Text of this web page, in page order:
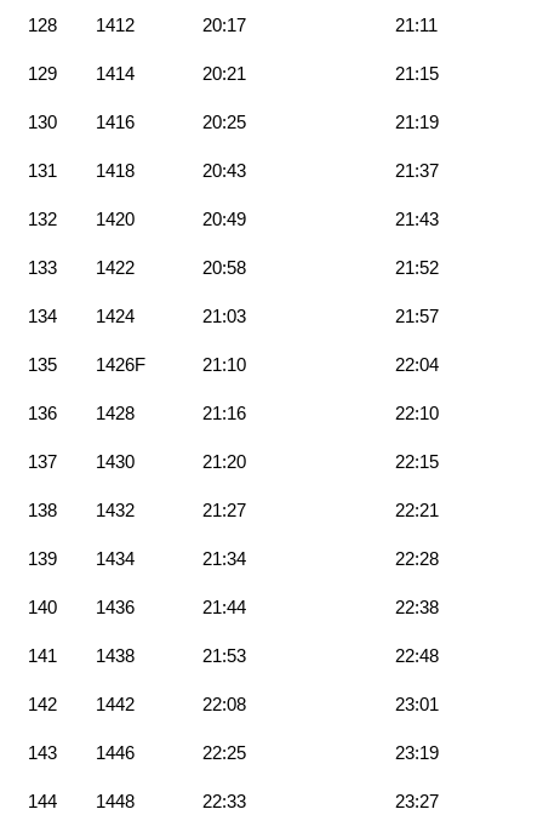
128 1412 20:17 21:11
129 1414 20:21 21:15
130 1416 20:25 21:19
131 1418 20:43 21:37
132 1420 20:49 21:43
133 1422 20:58 21:52
134 1424 21:03 21:57
135 1426F 21:10 22:04
136 1428 21:16 22:10
137 1430 21:20 22:15
138 1432 21:27 22:21
139 1434 21:34 22:28
140 1436 21:44 22:38
141 1438 21:53 22:48
142 1442 22:08 23:01
143 1446 22:25 23:19
144 1448 22:33 23:27